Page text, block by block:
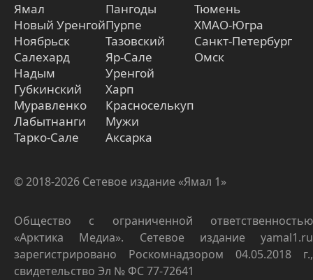
Ямал
Новый Уренгой
Ноябрьск
Салехард
Надым
Губкинский
Муравленко
Лабытнанги
Тарко-Сале
Пангоды
Пурпе
Тазовский
Яр-Сале
Уренгой
Харп
Красноселькуп
Мужи
Аксарка
Тюмень
ХМАО-Югра
Санкт-Петербург
Омск
© 2018-2026 Сетевое издание «Ямал 1»
Общество с ограниченной ответственностью
«Арктика Медиа». Сетевое издание yamal1.ru
зарегистрировано Роскомнадзором 04.05.2018 г.,
свидетельство Эл № ФС 77-72641